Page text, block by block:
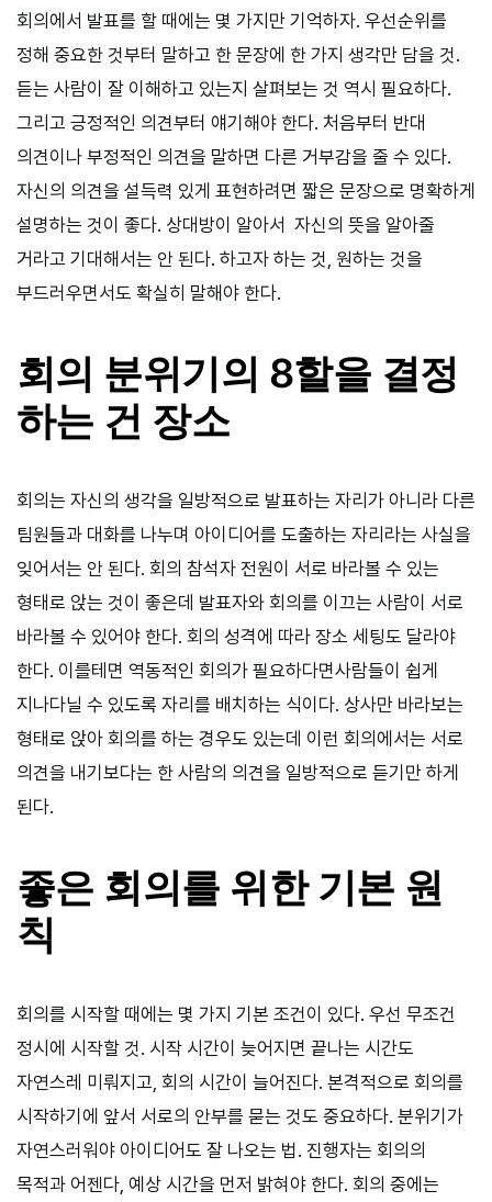
회의에서 발표를 할 때에는 몇 가지만 기억하자. 우선순위를
정해 중요한 것부터 말하고 한 문장에 한 가지 생각만 담을 것.
듣는 사람이 잘 이해하고 있는지 살펴보는 것 역시 필요하다.
그리고 긍정적인 의견부터 얘기해야 한다. 처음부터 반대
의견이나 부정적인 의견을 말하면 다른 거부감을 줄 수 있다.
자신의 의견을 설득력 있게 표현하려면 짧은 문장으로 명확하게
설명하는 것이 좋다. 상대방이 알아서 자신의 뜻을 알아줄
거라고 기대해서는 안 된다. 하고자 하는 것, 원하는 것을
부드러우면서도 확실히 말해야 한다.
회의 분위기의 8할을 결정
하는 건 장소
회의는 자신의 생각을 일방적으로 발표하는 자리가 아니라 다른
팀원들과 대화를 나누며 아이디어를 도출하는 자리라는 사실을
잊어서는 안 된다. 회의 참석자 전원이 서로 바라볼 수 있는
형태로 앉는 것이 좋은데 발표자와 회의를 이끄는 사람이 서로
바라볼 수 있어야 한다. 회의 성격에 따라 장소 세팅도 달라야
한다. 이를테면 역동적인 회의가 필요하다면사람들이 쉽게
지나다닐 수 있도록 자리를 배치하는 식이다. 상사만 바라보는
형태로 앉아 회의를 하는 경우도 있는데 이런 회의에서는 서로
의견을 내기보다는 한 사람의 의견을 일방적으로 듣기만 하게
된다.
좋은 회의를 위한 기본 원
칙
회의를 시작할 때에는 몇 가지 기본 조건이 있다. 우선 무조건
정시에 시작할 것. 시작 시간이 늦어지면 끝나는 시간도
자연스레 미뤄지고, 회의 시간이 늘어진다. 본격적으로 회의를
시작하기에 앞서 서로의 안부를 묻는 것도 중요하다. 분위기가
자연스러워야 아이디어도 잘 나오는 법. 진행자는 회의의
목적과 어젠다, 예상 시간을 먼저 밝혀야 한다. 회의 중에는